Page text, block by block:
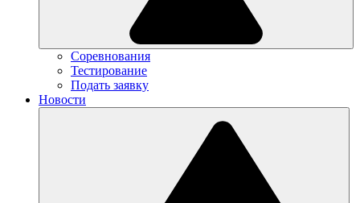
Соревнования
Тестирование
Подать заявку
Новости